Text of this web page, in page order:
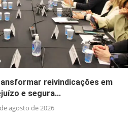
reivindicações em
e segura...
agosto de 2026